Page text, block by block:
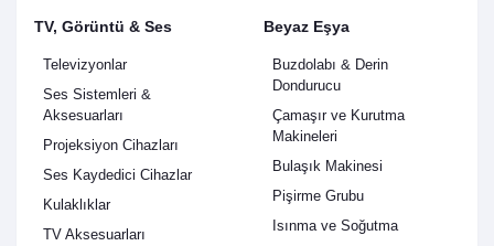
TV, Görüntü & Ses
Televizyonlar
Ses Sistemleri &
Aksesuarları
Projeksiyon Cihazları
Ses Kaydedici Cihazlar
Kulaklıklar
TV Aksesuarları
Beyaz Eşya
Buzdolabı & Derin
Dondurucu
Çamaşır ve Kurutma
Makineleri
Bulaşık Makinesi
Pişirme Grubu
Isınma ve Soğutma